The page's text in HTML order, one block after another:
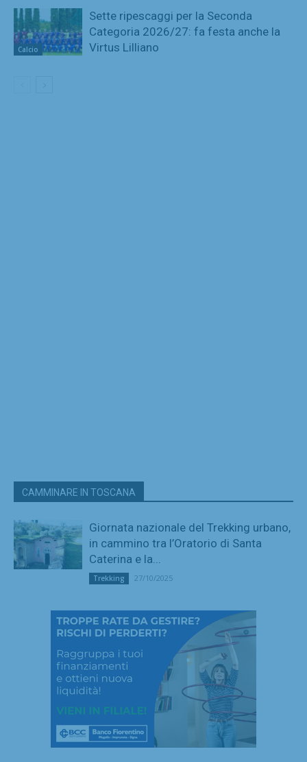
Calcio
Sette ripescaggi per la Seconda
Categoria 2026/27: fa festa anche la
Virtus Lilliano
CAMMINARE IN TOSCANA
Giornata nazionale del Trekking urbano,
in cammino tra l’Oratorio di Santa
Caterina e la...
Trekking 27/10/2025